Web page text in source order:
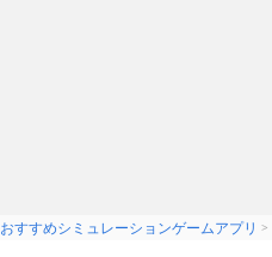
おすすめシミュレーションゲームアプリ